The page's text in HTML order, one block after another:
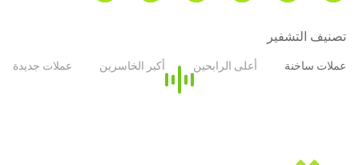
تصنيف التشفير
عملات ساخنة أعلى الرابحين أكبر الخاسرين عملات جديدة